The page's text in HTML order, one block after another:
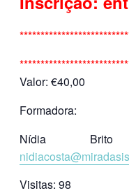
Valor: €40,00
Formadora:
Nídia
Visitas: 98